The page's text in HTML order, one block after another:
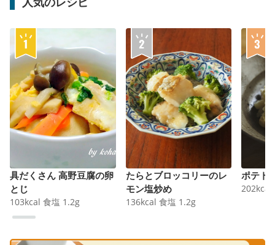
具だくさん 高野豆腐の卵
とじ
103kcal 食塩 1.2g
たらとブロッコリーのレ
モン塩炒め
136kcal 食塩 1.2g
ポテト
202kcal